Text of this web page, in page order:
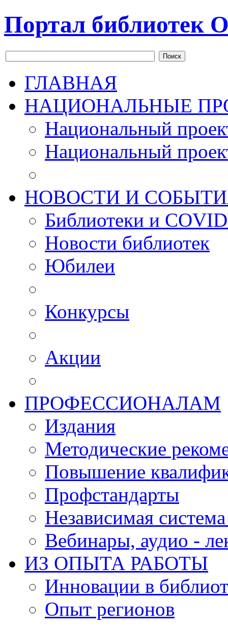
Портал библиотек
Поиск
ГЛАВНАЯ
НАЦИОНАЛЬНЫЕ
Национальный
Национальный
НОВОСТИ И
Библиотеки и
Новости библиотек
Юбилеи
Конкурсы
Акции
ПРОФЕССИОНАЛАМ
Издания
Методические
Повышение
Профстандарты
Независимая
Вебинары, аудио -
ИЗ ОПЫТА РАБОТЫ
Инновации в
Опыт регионов